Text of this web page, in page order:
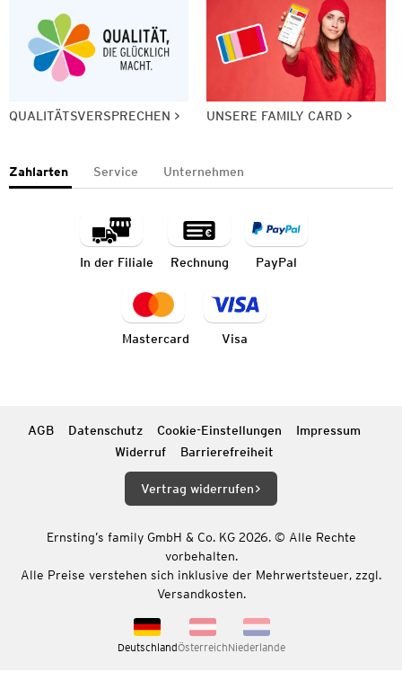
QUALITÄTSVERSPRECHEN UNSERE FAMILY CARD
Zahlarten Service Unternehmen
In der Filiale Rechnung PayPal
Mastercard Visa
AGB Datenschutz Cookie-Einstellungen
Impressum
Widerruf
Barrierefreiheit
Vertrag widerrufen
Ernsting’s family GmbH & Co. KG 2026. © Alle Rechte
vorbehalten.
Alle Preise verstehen sich inklusive der Mehrwertsteuer, zzgl.
Versandkosten.
DeutschlandÖsterreichNiederlande